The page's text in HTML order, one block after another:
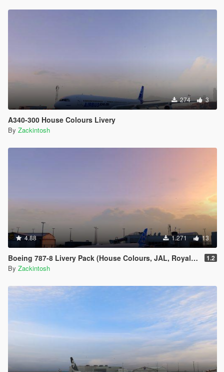
274 3
A340-300 House Colours Livery
By Zackintosh
4.88 1.271 13
Boeing 787-8 Livery Pack (House Colours, JAL, Royal Jordanian, Norwegian Air Shuttle) 1.2
By Zackintosh